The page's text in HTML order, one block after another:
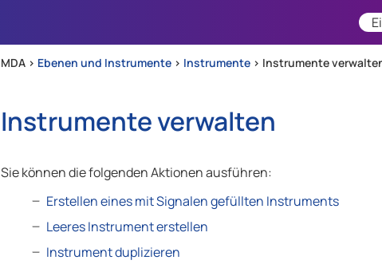
MDA > Ebenen und Instrumente > Instrumente > Instrumente
Instrumente verwalten
Sie können die folgenden Aktionen ausführen:
Erstellen eines mit Signalen gefüllten Instruments
Leeres Instrument erstellen
Instrument duplizieren